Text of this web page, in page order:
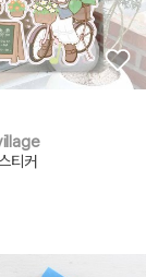
티커